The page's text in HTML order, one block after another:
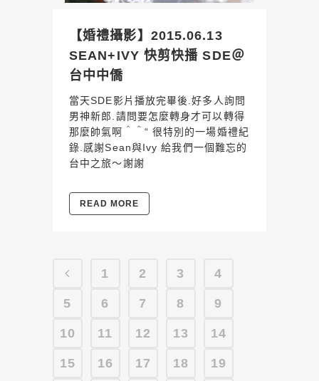
【婚禮攝影】2015.06.13
SEAN+IVY 快剪快播 SDE＠
台中中僑
當天SDE影片播放完畢後.好多人詢問
男神新郎.請問要怎麼轉身才可以轉得
那麼帥氣啊＾＾“ 很特別的一場婚禮紀
錄.感謝Sean與Ivy 給我們一個難忘的
台中之旅～謝謝
READ MORE
1 2 3 4
5 6 7 8 9
10 11 12 13 14
15 16 17 18 19